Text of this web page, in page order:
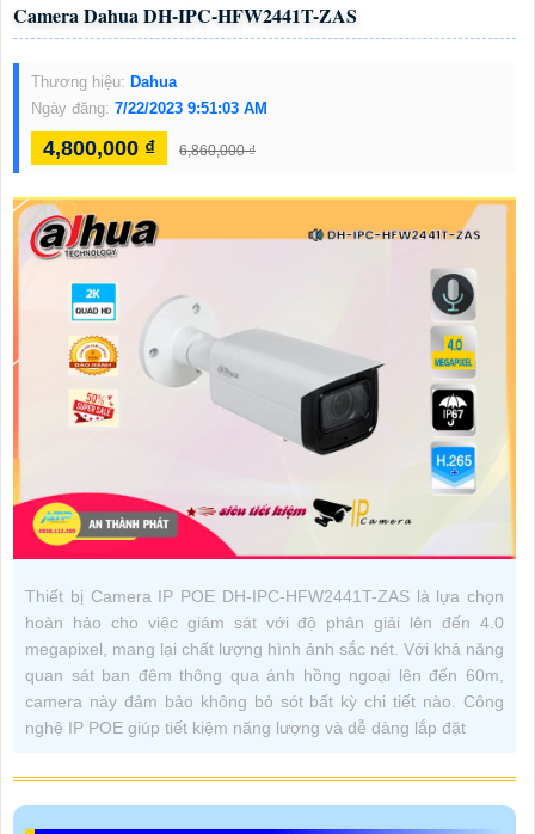
Camera Dahua DH-IPC-HFW2441T-ZAS
Thương hiệu: Dahua
Ngày đăng: 7/22/2023 9:51:03 AM
4,800,000 ₫ 6,860,000 ₫
Thiết bị Camera IP POE DH-IPC-HFW2441T-ZAS là lựa chọn
hoàn hảo cho việc giám sát với độ phân giải lên đến 4.0
megapixel, mang lại chất lượng hình ảnh sắc nét. Với khả năng
quan sát ban đêm thông qua ánh hồng ngoại lên đến 60m,
camera này đảm bảo không bỏ sót bất kỳ chi tiết nào. Công
nghệ IP POE giúp tiết kiệm năng lượng và dễ dàng lắp đặt